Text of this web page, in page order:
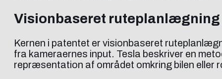
Visionbaseret ruteplanlægning
Kernen i patentet er visionbaseret
fra kameraernes input. Tesla beskriver en
repræsentation af området omkring bilen eller